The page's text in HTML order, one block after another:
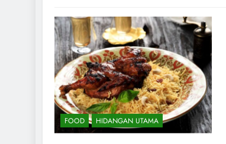
FOOD HIDANGAN UTAMA